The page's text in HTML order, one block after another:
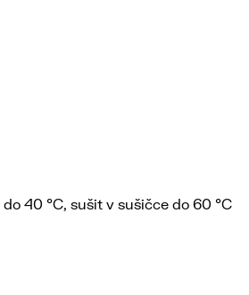
40 °C, sušit v sušičce do 60 °C